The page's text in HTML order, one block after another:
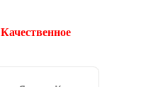
Качественное